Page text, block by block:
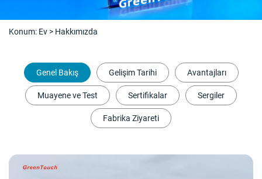
Konum: Ev > Hakkımızda
Genel Bakış Gelişim Tarihi Avantajları
Muayene ve Test Sertifikalar Sergiler
Fabrika Ziyareti